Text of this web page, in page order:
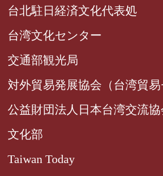
台北駐日経済文化代表処
台湾文化センター
交通部観光局
対外貿易発展協会（台湾貿易
公益財団法人日本台湾交流協
文化部
Taiwan Today